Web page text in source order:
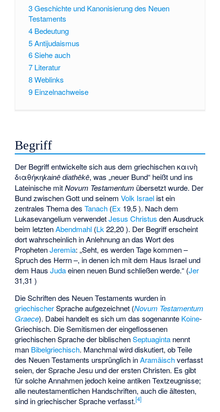
3Geschichte und Kanonisierung des Neuen
Testaments
4 Bedeutung
5Antijudaismus
6Siehe auch
7 Literatur
8Weblinks
9 Einzelnachweise
Begriff
Der Begriff entwickelte sich aus dem griechischenκαινὴ
διαθήκηkainē diathēkē, was „neuer Bund“ heißt und ins
Lateinische mitNovum Testamentum übersetzt wurde. Der
Bund zwischen Gott und seinemVolk Israel ist ein
zentrales Thema desTanach (Ex 19,5 ). Nach dem
Lukasevangelium verwendetJesus Christus den Ausdruck
beim letztenAbendmahl (Lk 22,20 ). Der Begriff erscheint
dort wahrscheinlich in Anlehnung an das Wort des
ProphetenJeremia: „Seht, es werden Tage kommen –
Spruch des Herrn –, in denen ich mit dem Haus Israel und
dem HausJudaeinen neuen Bund schließen werde.“ (Jer
31,31 )
Die Schriften des Neuen Testaments wurden in
griechischerSprache aufgezeichnet (Novum Testamentum
Graece). Dabei handelt es sich um das sogenannte Koine-
Griechisch. Die Semitismen der eingeflossenen
griechischen Sprache der biblischenSeptuaginta nennt
man Bibelgriechisch. Manchmal wird diskutiert, ob Teile
des Neuen Testaments ursprünglich inAramäischverfasst
seien, der Sprache Jesu und der ersten Christen. Es gibt
für solche Annahmen jedoch keine antiken Textzeugnisse;
alle neutestamentlichen Handschriften, auch die ältesten,
sind in griechischer Sprache verfasst.[4]